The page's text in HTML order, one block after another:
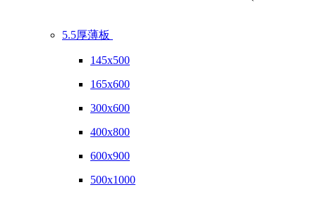
5.5厚薄板
145x500
165x600
300x600
400x800
600x900
500x1000